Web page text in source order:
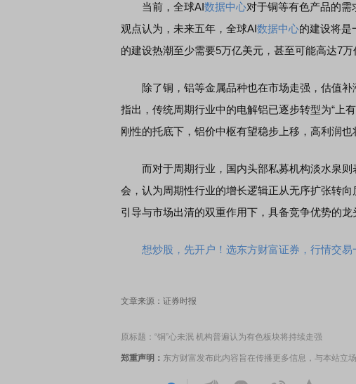
当前，全球AI数据中心对于铜等有色产品的需
观点认为，未来五年，全球AI数据中心的建设将是
的建设热潮至少需要5万亿美元，甚至可能高达7
除了铜，铝等金属品种也在市场走强，估值补
指出，传统周期行业中的电解铝已逐步转型为“上
刚性的托底下，铝价中枢有望稳步上移，高利润也
而对于周期行业，国内头部私募机构淡水泉则
会，认为周期性行业的增长逻辑正从无序扩张转
引导与市场出清的双重作用下，具备竞争优势的龙
想炒股，先开户！选东方财富证券，行情交易
文章来源：证券时报
原标题：“铜”心未泯 机构普遍认为有色板块将持续走强
郑重声明： 东方财富发布此内容旨在传播更多信息，与本站立
连线｜东方财富证券陈果：A股再平衡的
债券知识通识：从基础认知到特色